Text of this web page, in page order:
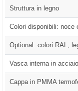
Struttura in legno
Colori disponibili: noce
Optional: colori RAL,
Vasca interna in
Cappa in PMMA